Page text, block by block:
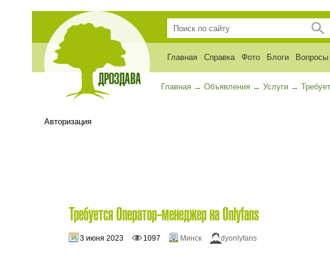
Главная Справка Фото Блоги Вопросы
Авторизация
Главная → Объявления → Услуги →
Требуется Оператор-менеджер на Onlyfans
3 июня 2023 1097 Минск dyonlyfans